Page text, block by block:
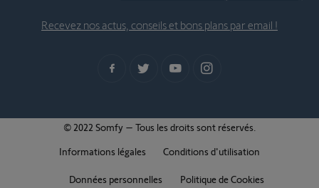
Recevez nos actus, conseils et bons plans par email !
© 2022 Somfy – Tous les droits sont réservés.
Informations légales
Conditions d'utilisation
Données personnelles Politique de Cookies